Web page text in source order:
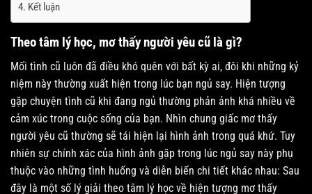
Kết luận
Theo tâm lý học, mơ thấy người yêu cũ là gì?
Mối tình cũ luôn đã điều khó quên với bất kỳ ai, đôi khi những kỷ
niệm này thường xuất hiện trong lúc bạn ngủ say. Hiện tượng
gặp chuyện tình cũ khi đang ngủ thường phản ảnh khá nhiều về
cảm xúc trong cuộc sống của bạn. Nhìn chung giấc mơ thấy
người yêu cũ thường sẽ tái hiện lại hình ảnh trong quá khứ. Tuy
nhiên sự chính xác của hình ảnh gặp trong lúc ngủ say này phụ
thuộc vào những tình huống và diễn biến chi tiết khác nhau: Sau
đây là một số lý giải theo tâm lý học về hiện tượng mơ thấy